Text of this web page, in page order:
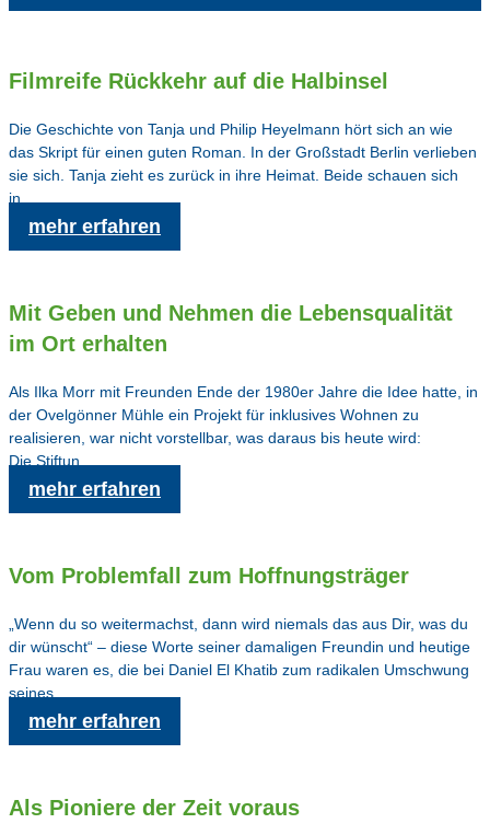
Filmreife Rückkehr auf die Halbinsel
Die Geschichte von Tanja und Philip Heyelmann hört sich an wie
das Skript für einen guten Roman. In der Großstadt Berlin verlieben
sie sich. Tanja zieht es zurück in ihre Heimat. Beide schauen sich
in…
mehr erfahren
Mit Geben und Nehmen die Lebensqualität
im Ort erhalten
Als Ilka Morr mit Freunden Ende der 1980er Jahre die Idee hatte, in
der Ovelgönner Mühle ein Projekt für inklusives Wohnen zu
realisieren, war nicht vorstellbar, was daraus bis heute wird:
Die Stiftun…
mehr erfahren
Vom Problemfall zum Hoffnungsträger
„Wenn du so weitermachst, dann wird niemals das aus Dir, was du
dir wünscht“ – diese Worte seiner damaligen Freundin und heutige
Frau waren es, die bei Daniel El Khatib zum radikalen Umschwung
seines …
mehr erfahren
Als Pioniere der Zeit voraus